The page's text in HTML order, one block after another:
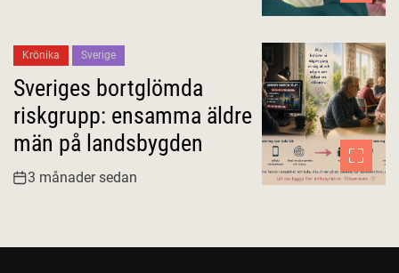
Krönika Sverige
Sveriges bortglömda
riskgrupp: ensamma äldre
män på landsbygden
3 månader sedan